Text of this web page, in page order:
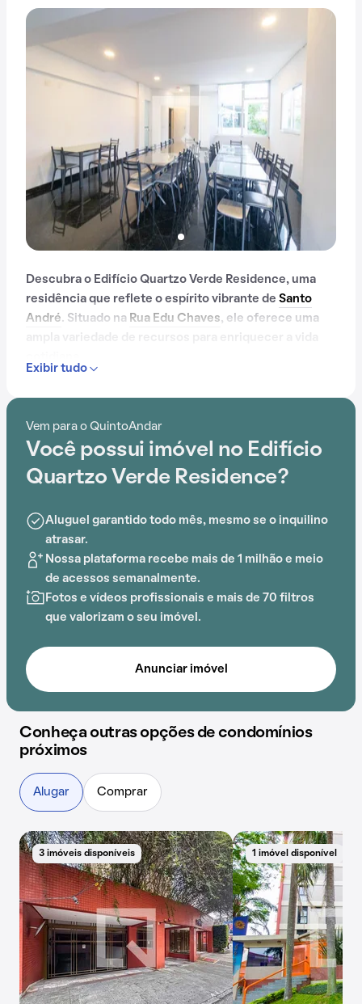
Descubra o Edifício Quartzo Verde Residence, uma
residência que reflete o espírito vibrante de Santo
André. Situado na Rua Edu Chaves, ele oferece uma
Com portaria 24 horas, elevador, academia, piscina,
Verde Residence é ideal para quem busca conforto e
entretenimento.
Estímulo, Villa Baby, Águia Dourada e Magistral
adiciona praticidade a essa experiência.
Exibir tudo
Vem para o QuintoAndar
Você possui imóvel no Edifício
Quartzo Verde Residence?
Aluguel garantido todo mês, mesmo se o inquilino
atrasar.
Nossa plataforma recebe mais de 1 milhão e meio
de acessos semanalmente.
Fotos e vídeos profissionais e mais de 70 filtros
que valorizam o seu imóvel.
Anunciar imóvel
Conheça outras opções de condomínios
próximos
Alugar Comprar
3 imóveis disponíveis 1 imóvel disponível